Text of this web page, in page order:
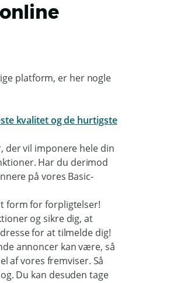
platform, er her nogle
kvalitet og de hurtigste
der vil imponere hele din
Har du derimod
på vores Basic-
form for forpligtelser!
og sikre dig, at
for at tilmelde dig!
annoncer kan være, så
af vores fremviser. Så
Du kan desuden tage